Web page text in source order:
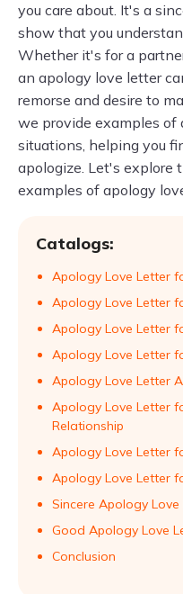
you care about. It's a
show that you
Whether it's for a
an apology love letter
remorse and desire to
we provide examples of
situations, helping you
apologize. Let's explore
examples of apology
Catalogs:
Apology Love Letter
Apology Love Letter
Apology Love Letter
Apology Love Letter
Apology Love Letter
Apology Love Letter
Relationship
Apology Love Letter
Apology Love Letter
Sincere Apology
Good Apology Love
Conclusion